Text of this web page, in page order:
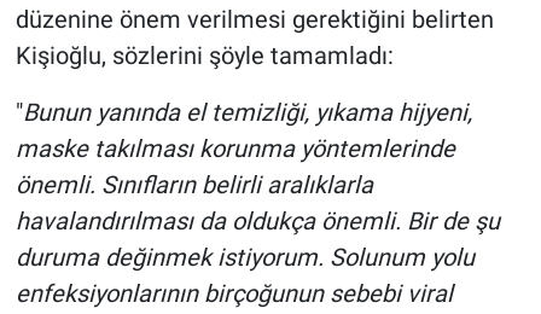
düzenine önem verilmesi gerektiğini belirten
Kişioğlu, sözlerini şöyle tamamladı:
"Bunun yanında el temizliği, yıkama hijyeni,
maske takılması korunma yöntemlerinde
önemli. Sınıfların belirli aralıklarla
havalandırılması da oldukça önemli. Bir de şu
duruma değinmek istiyorum. Solunum yolu
enfeksiyonlarının birçoğunun sebebi viral